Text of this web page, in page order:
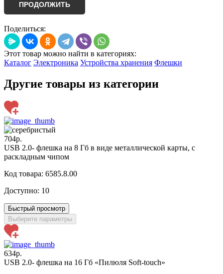
ПРОДОЛЖИТЬ
Поделиться:
Этот товар можно найти в категориях:
Каталог Электроника Устройства хранения Флешки
Другие товары из категории
704р.
USB 2.0- флешка на 8 Гб в виде металлической карты, с
раскладным чипом
Код товара: 6585.8.00
Доступно: 10
Быстрый просмотр
Выберите параметры
634р.
USB 2.0- флешка на 16 Гб «Пилюля Soft-touch»